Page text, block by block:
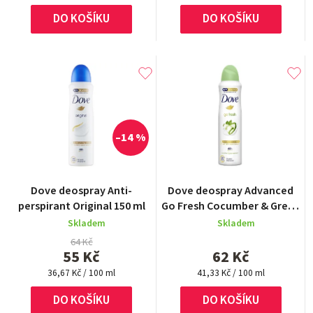
cena:
DO KOŠÍKU
hvězdiček.
cena:
DO KOŠÍKU
Dove deospray Anti-
perspirant Original 150 ml
Skladem
64 Kč
55 Kč
–14 %
Měrná
cena:
36,67 Kč / 100 ml
DO KOŠÍKU
Dove deospray Advanced
Go Fresh Cocumber & Green
Tea 150 ml
hodnocení
produktu
je
z
5
hvězdiček.
Skladem
62 Kč
Měrná
cena:
41,33 Kč / 100 ml
DO KOŠÍKU